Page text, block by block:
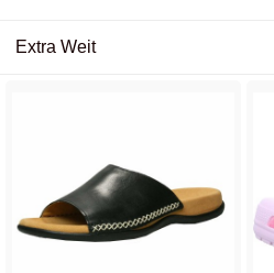
Extra Weit